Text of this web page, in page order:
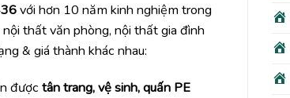
với hơn 10 năm kinh nghiệm trong
thất văn phòng, nội thất gia đình
& giá thành khác nhau:
đượctân trang, vệ sinh, quấn PE